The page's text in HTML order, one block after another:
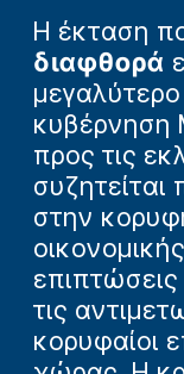
H έκταση
διαφθορά
μεγαλύτερο
κυβέρνηση
προς τις
στην
τις
κορυφαίοι